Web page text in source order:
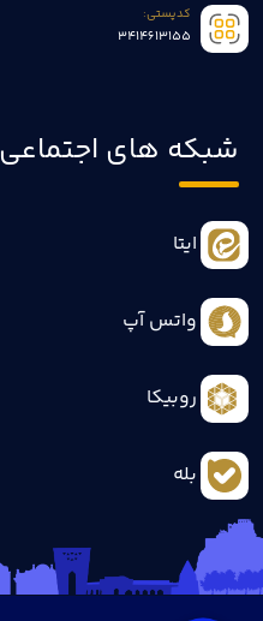
کدپستی:
3414613155
شبکه های اجتماعی
ایتا
واتس آپ
روبیکا
بله